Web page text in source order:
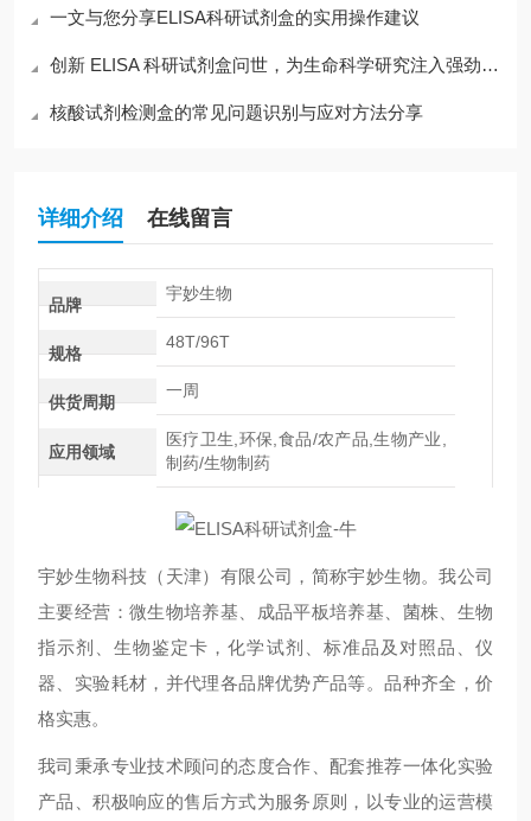
一文与您分享ELISA科研试剂盒的实用操作建议
创新 ELISA 科研试剂盒问世，为生命科学研究注入强劲动力
核酸试剂检测盒的常见问题识别与应对方法分享
详细介绍 在线留言
品牌
宇妙生物
规格
48T/96T
供货周期
一周
应用领域
医疗卫生,环保,食品/农产品,生物产业,
制药/生物制药
宇妙生物科技（天津）有限公司，简称宇妙生物。我公司
主要经营：微生物培养基、成品平板培养基、菌株、生物
指示剂、生物鉴定卡，化学试剂、标准品及对照品、仪
器、实验耗材，并代理各品牌优势产品等。品种齐全，价
格实惠。
我司秉承专业技术顾问的态度合作、配套推荐一体化实验
产品、积极响应的售后方式为服务原则，以专业的运营模